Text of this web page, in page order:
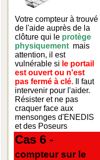
Votre compteur à trouvé
de l'aide auprès de la
clôture qui le protège
physiquement mais
attention, il est
vulnérable si le portail
est ouvert ou n'est
pas fermé à clé. Il faut
intervenir pour l'aider.
Résister et ne pas
craquer face aux
mensonges d'ENEDIS
et des Poseurs
Cas 6 -
compteur sur le